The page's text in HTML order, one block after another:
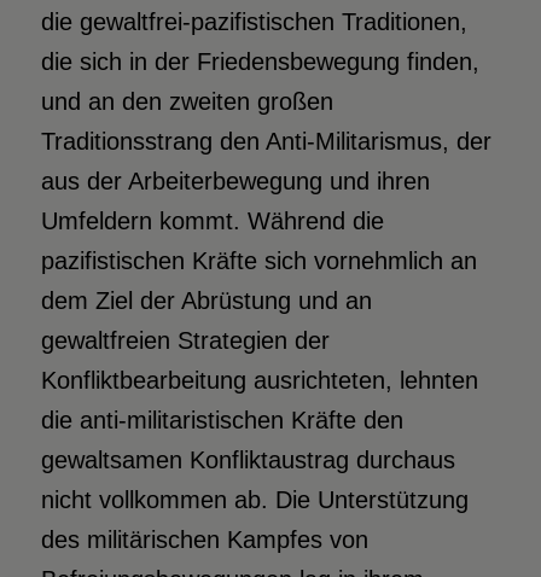
die gewaltfrei-pazifistischen Traditionen,
die sich in der Friedensbewegung finden,
und an den zweiten großen
Traditionsstrang den Anti-Militarismus, der
aus der Arbeiterbewegung und ihren
Umfeldern kommt. Während die
pazifistischen Kräfte sich vornehmlich an
dem Ziel der Abrüstung und an
gewaltfreien Strategien der
Konfliktbearbeitung ausrichteten, lehnten
die anti-militaristischen Kräfte den
gewaltsamen Konfliktaustrag durchaus
nicht vollkommen ab. Die Unterstützung
des militärischen Kampfes von